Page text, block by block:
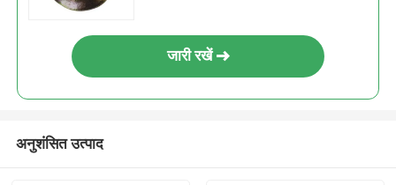
जारी रखें
अनुशंसित उत्पाद